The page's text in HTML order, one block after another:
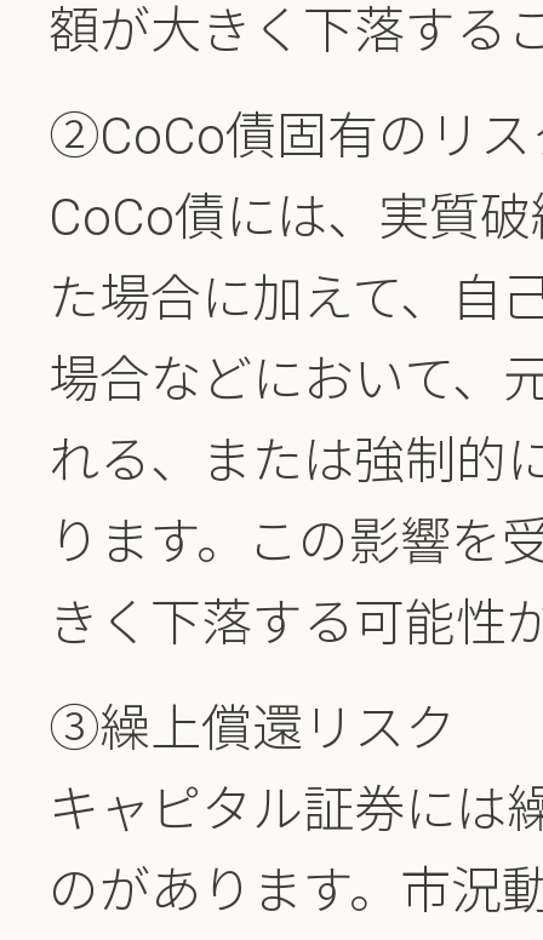
額が大きく下落する
②CoCo債固有のリス
CoCo債には、実質
た場合に加えて、自
場合などにおいて、
れる、または強制的
ります。この影響を
きく下落する可能性
③繰上償還リスク
キャピタル証券には
のがあります。市況